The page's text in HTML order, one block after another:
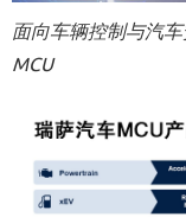
面向车辆控制与汽
MCU